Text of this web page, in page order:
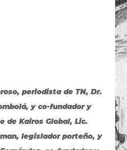
periodista de TN, Dr.
y co-fundador y
de Kairos Global, Lic.
legislador porteño, y